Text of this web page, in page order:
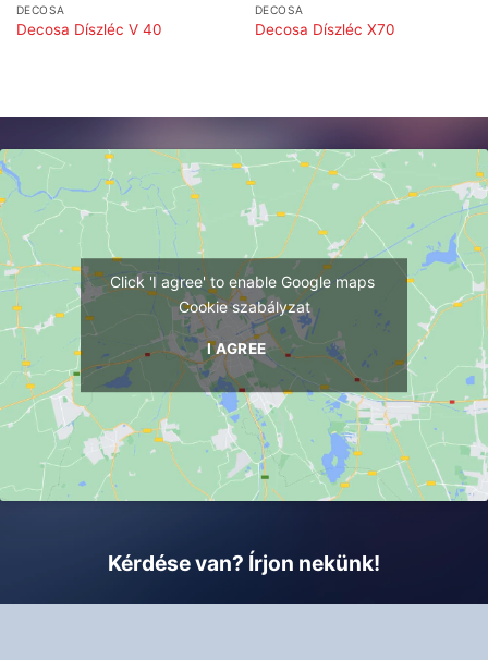
DECOSA
Decosa Díszléc V 40
DECOSA
Decosa Díszléc X70
Click 'I agree' to enable Google maps
Cookie szabályzat
I AGREE
Kérdése van? Írjon nekünk!